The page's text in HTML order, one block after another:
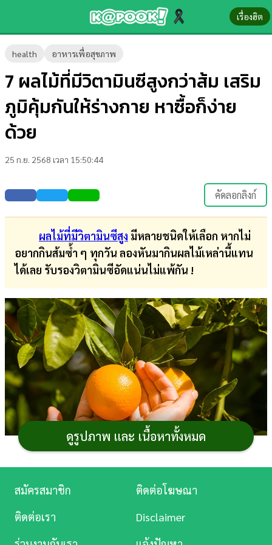
เรื่องฮิต
health อาหารเพื่อสุขภาพ
7 ผลไม้ที่มีวิตามินซีสูงกว่าส้ม เสริม
ภูมิคุ้มกันให้ร่างกาย หาซื้อก็ง่าย
ด้วย
25 ก.ย. 2568 เวลา 15:50:44
คัดลอกลิงก์
ผลไม้ที่มีวิตามินซีสูง มีหลายชนิดให้เลือก หากไม่
อยากกินส้มซ้ำ ๆ ทุกวัน ลองหันมากินผลไม้เหล่านี้แทน
ได้เลย รับรองวิตามินซีอัดแน่นไม่แพ้กัน !
เมื่อพูดถึง ผลไม้ที่มีวิตามินซีสูงหลายคนก็มักจะนึกถึง
ข้อมูลของกรมอนามัย กระทรวงสาธารณสุข ระบุว่า ส้มขนาด
100 กรัม ให้วิตามินซีราว ๆ 50–60 มิลลิกรัม เลยทีเดียว แต่
ดูรูปภาพ และ เนื้อหาทั้งหมด
ข่าว-
ความ
รู้
ข่าว
บันเทิง
ตรวจ
หวย
บอล
สด
เงิน
การ
ศึกษา
บันเทิง
หนัง
สมัครสมาชิก
ติดต่อโฆษณา
ติดต่อเรา
Disclaimer